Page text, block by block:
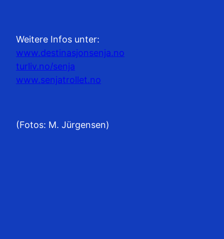
Weitere Infos unter:
www.destinasjonsenja.no
turliv.no/senja
www.senjatrollet.no
(Fotos: M. Jürgensen)